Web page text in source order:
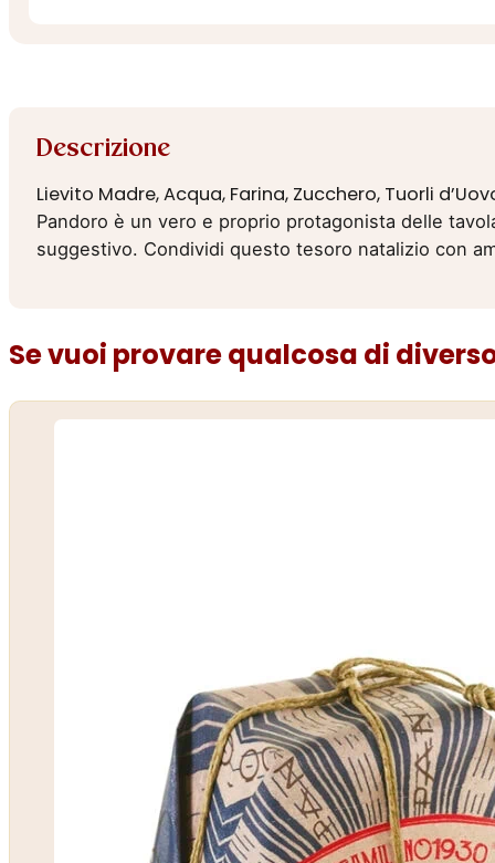
Descrizione
Lievito Madre, Acqua, Farina, Zucchero, Tuorli
Pandoro è un vero e proprio protagonista delle
suggestivo. Condividi questo tesoro natalizio con
Se vuoi provare qualcosa di